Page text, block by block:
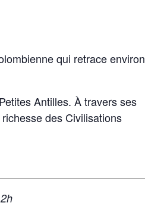
qui retrace environ
Antilles. À travers ses
des Civilisations